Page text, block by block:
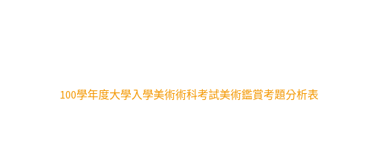
100學年度大學入學美術術科考試美術鑑賞考題分析表